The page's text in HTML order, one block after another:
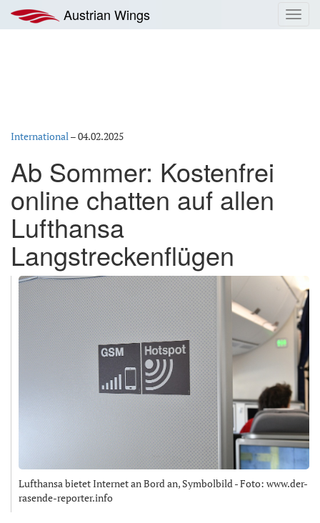
Inhalt
springen
Austrian Wings
International–04.02.2025
Ab Sommer: Kostenfrei
online chatten auf allen
Lufthansa
Langstreckenflügen
Lufthansa bietet Internet an Bord an, Symbolbild - Foto: www.der-
rasende-reporter.info